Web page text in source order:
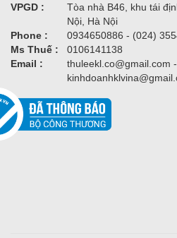
VPGD :
Tòa nhà B46, khu tái
Nội, Hà Nội
Phone :
0934650886 - (024)
Ms Thuế :
0106141138
Email :
thuleekl.co@gmail.com